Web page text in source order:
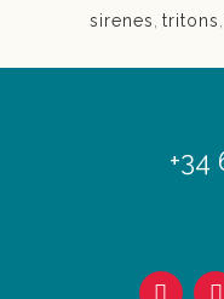
sirenes tritons
+34